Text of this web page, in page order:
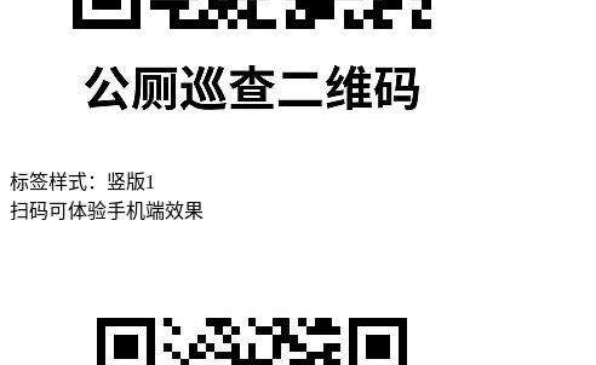
标签样式： 竖版1
扫码可体验手机端效果